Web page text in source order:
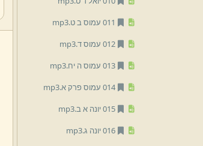
011 עמוס ב ט.
mp3
012 עמוס ד.
mp3
013 עמוס ה יח.
mp3
014 עמוס פרק א.
mp3
015 יונה א ב.
mp3
016 יונה ג.
mp3